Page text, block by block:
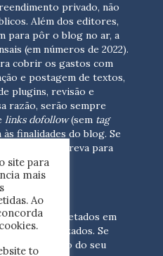
privado, não
Além dos editores,
para pôr o blog no ar, a
(em números de 2022).
cobrir os gastos com
e postagem de textos,
plugins, revisão e
razão, serão sempre
links dofollow(sem tag
às finalidades do blog. Se
escreva para
são coletados em
especializados. Se
o acervo do seu
site para
mais
Ao
to